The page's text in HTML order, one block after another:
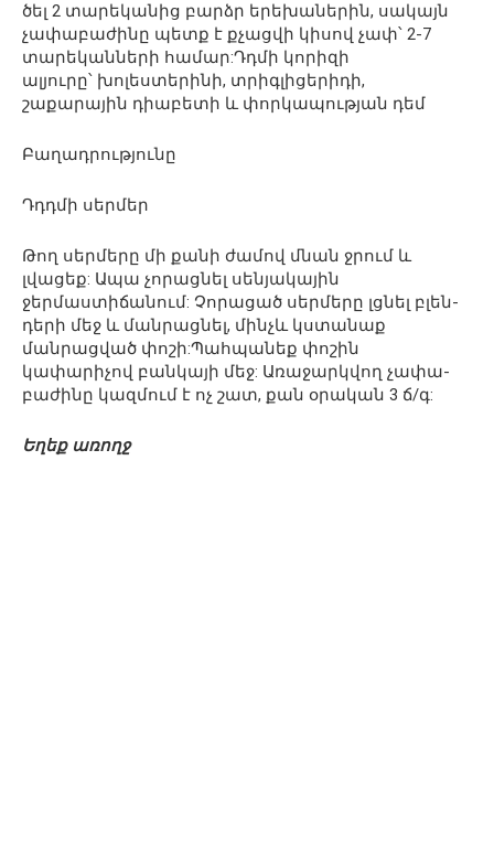
ծել 2 տարեկանից բարձր երեխաներին, սակայն
չափաբաժինը պետք է քչացվի կիսով չափ՝ 2-7
տարեկանների համար:Դդմի կորիզի
ալյուրը՝ խոլեստերինի, տրիգլիցերիդի,
շաքարային դիաբետի և փորկապության դեմ
Բաղադրությունը
Դդդմի սերմեր
Թող սերմերը մի քանի ժամով մնան ջրում և
լվացեք: Ապա չորացնել սենյակային
ջերմաստիճանում: Չորացած սերմերը լցնել բլեն-
դերի մեջ և մանրացնել, մինչև կստանաք
մանրացված փոշի:Պահպանեք փոշին
կափարիչով բանկայի մեջ: Առաջարկվող չափա-
բաժինը կազմում է ոչ շատ, քան օրական 3 ճ/գ:
Եղեք առողջ